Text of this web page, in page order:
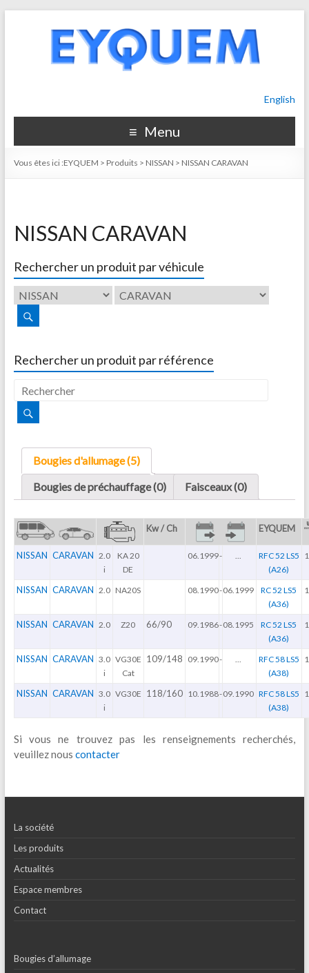
English
Menu
Vous êtes ici :EYQUEM > Produits > NISSAN > NISSAN CARAVAN
NISSAN CARAVAN
Rechercher un produit par véhicule
Rechercher un produit par référence
Bougies d'allumage (5)
Bougies de préchauffage (0)
Faisceaux (0)
Kw / Ch EYQUEM
NISSAN CARAVAN 2.0
i
KA 20
DE
06.1999-
RFC 52 LS5
(A26)
NISSAN CARAVAN 2.0 NA20S 08.1990-06.1999
RC 52 LS5
(A36)
NISSAN CARAVAN 2.0 Z20 66/90 09.1986-08.1995
RC 52 LS5
(A36)
NISSAN CARAVAN 3.0
i
VG30E
Cat
109/148 09.1990-
RFC 58 LS5
(A38)
NISSAN CARAVAN 3.0
i
VG30E 118/160 10.1988-09.1990 RFC 58 LS5
(A38)
Si vous ne trouvez pas les renseignements recherchés,
veuillez nous contacter
La société
Les produits
Actualités
Espace membres
Contact
Bougies d’allumage